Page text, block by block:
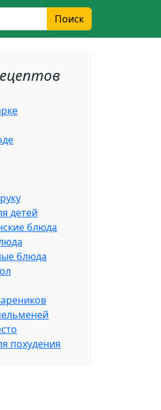
Поиск
детей
блюда
блюда
похудения